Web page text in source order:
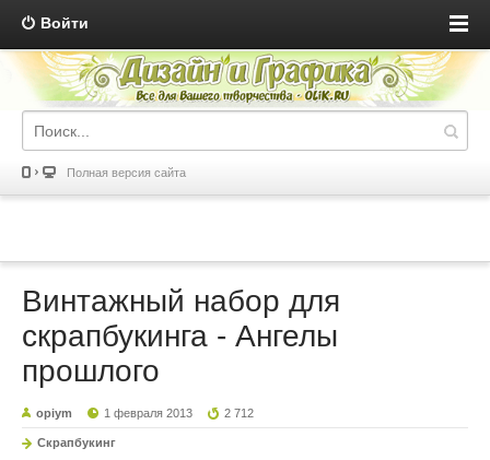
Войти
Полная версия сайта
Винтажный набор для
скрапбукинга - Ангелы
прошлого
opiym 1 февраля 2013 2 712
Скрапбукинг